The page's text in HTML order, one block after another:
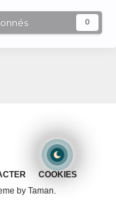
0
COOKIES
by Taman.